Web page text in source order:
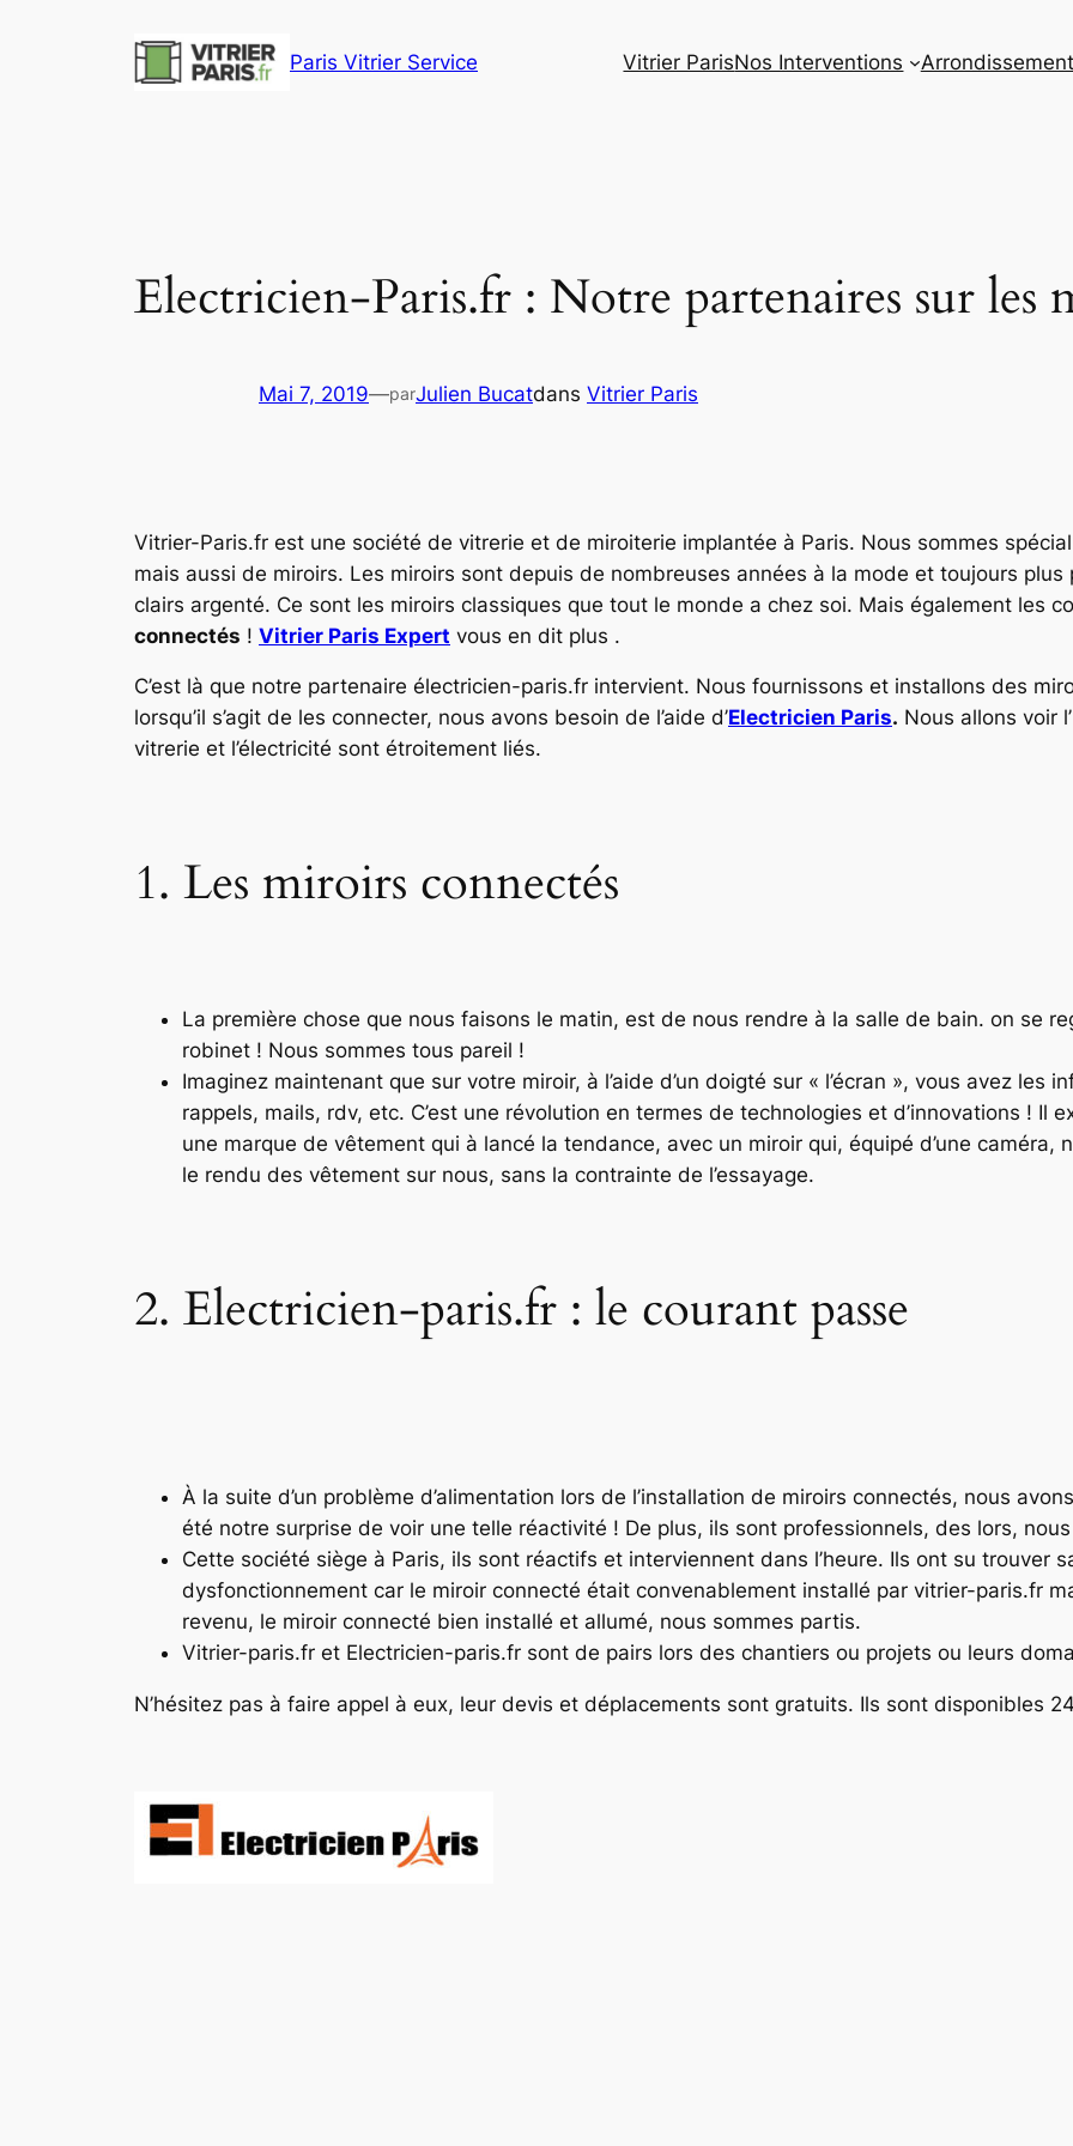
Paris Vitrier Service Vitrier ParisNos Interventions
Electricien-Paris.fr : Notre partenaires sur les
Mai 7, 2019—parJulien Bucatdans Vitrier Paris
Vitrier-Paris.fr est une société de vitrerie et de miroiterie implantée à Paris. Nous sommes
mais aussi de miroirs. Les miroirs sont depuis de nombreuses années à la mode et toujours
clairs argenté. Ce sont les miroirs classiques que tout le monde a chez soi. Mais également les
connectés ! Vitrier Paris Expert vous en dit plus .
C’est là que notre partenaire électricien-paris.fr intervient. Nous fournissons et installons des
lorsqu’il s’agit de les connecter, nous avons besoin de l’aide d’Electricien Paris. Nous allons voir
vitrerie et l’électricité sont étroitement liés.
1. Les miroirs connectés
La première chose que nous faisons le matin, est de nous rendre à la salle de bain. on se
robinet ! Nous sommes tous pareil !
Imaginez maintenant que sur votre miroir, à l’aide d’un doigté sur « l’écran », vous avez les
rappels, mails, rdv, etc. C’est une révolution en termes de technologies et d’innovations ! Il
une marque de vêtement qui à lancé la tendance, avec un miroir qui, équipé d’une caméra,
le rendu des vêtement sur nous, sans la contrainte de l’essayage.
2. Electricien-paris.fr : le courant passe
À la suite d’un problème d’alimentation lors de l’installation de miroirs connectés, nous
été notre surprise de voir une telle réactivité ! De plus, ils sont professionnels, des lors,
Cette société siège à Paris, ils sont réactifs et interviennent dans l’heure. Ils ont su trouver
dysfonctionnement car le miroir connecté était convenablement installé par vitrier-paris.fr
revenu, le miroir connecté bien installé et allumé, nous sommes partis.
Vitrier-paris.fr et Electricien-paris.fr sont de pairs lors des chantiers ou projets ou leurs
N’hésitez pas à faire appel à eux, leur devis et déplacements sont gratuits. Ils sont disponibles